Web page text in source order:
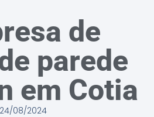
de
parede
em Cotia
24/08/2024